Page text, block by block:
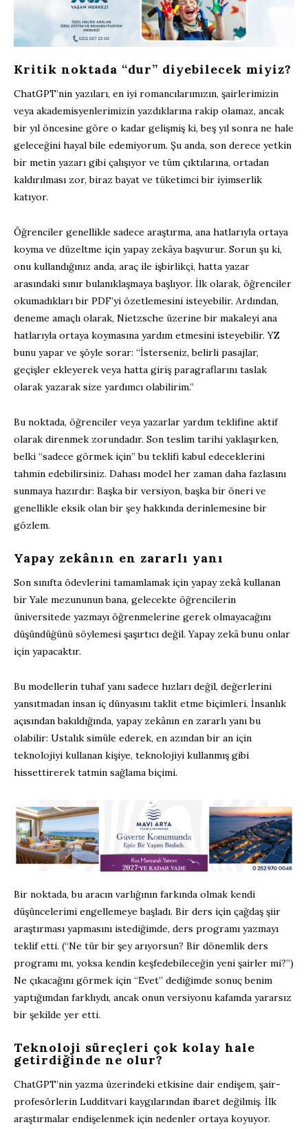
Kritik noktada “dur” diyebilecek miyiz?
ChatGPT’nin yazıları, en iyi romancılarımızın, şairlerimizin
veya akademisyenlerimizin yazdıklarına rakip olamaz, ancak
bir yıl öncesine göre o kadar gelişmiş ki, beş yıl sonra ne hale
geleceğini hayal bile edemiyorum. Şu anda, son derece yetkin
bir metin yazarı gibi çalışıyor ve tüm çıktılarına, ortadan
kaldırılması zor, biraz bayat ve tüketimci bir iyimserlik
katıyor.
Öğrenciler genellikle sadece araştırma, ana hatlarıyla ortaya
koyma ve düzeltme için yapay zekâya başvurur. Sorun şu ki,
onu kullandığınız anda, araç ile işbirlikçi, hatta yazar
arasındaki sınır bulanıklaşmaya başlıyor. İlk olarak, öğrenciler
okumadıkları bir PDF’yi özetlemesini isteyebilir. Ardından,
deneme amaçlı olarak, Nietzsche üzerine bir makaleyi ana
hatlarıyla ortaya koymasına yardım etmesini isteyebilir. YZ
bunu yapar ve şöyle sorar: “İsterseniz, belirli pasajlar,
geçişler ekleyerek veya hatta giriş paragraflarını taslak
olarak yazarak size yardımcı olabilirim.”
Bu noktada, öğrenciler veya yazarlar yardım teklifine aktif
olarak direnmek zorundadır. Son teslim tarihi yaklaşırken,
belki “sadece görmek için” bu teklifi kabul edeceklerini
tahmin edebilirsiniz. Dahası model her zaman daha fazlasını
sunmaya hazırdır: Başka bir versiyon, başka bir öneri ve
genellikle eksik olan bir şey hakkında derinlemesine bir
gözlem.
Yapay zekânın en zararlı yanı
Son sınıfta ödevlerini tamamlamak için yapay zekâ kullanan
bir Yale mezununun bana, gelecekte öğrencilerin
üniversitede yazmayı öğrenmelerine gerek olmayacağını
düşündüğünü söylemesi şaşırtıcı değil. Yapay zekâ bunu onlar
için yapacaktır.
Bu modellerin tuhaf yanı sadece hızları değil, değerlerini
yansıtmadan insan iç dünyasını taklit etme biçimleri. İnsanlık
açısından bakıldığında, yapay zekânın en zararlı yanı bu
olabilir: Ustalık simüle ederek, en azından bir an için
teknolojiyi kullanan kişiye, teknolojiyi kullanmış gibi
hissettirerek tatmin sağlama biçimi.
Bir noktada, bu aracın varlığının farkında olmak kendi
düşüncelerimi engellemeye başladı. Bir ders için çağdaş şiir
araştırması yapmasını istediğimde, ders programı yazmayı
teklif etti. (“Ne tür bir şey arıyorsun? Bir dönemlik ders
programı mı, yoksa kendin keşfedebileceğin yeni şairler mi?”)
Ne çıkacağını görmek için “Evet” dediğimde sonuç benim
yaptığımdan farklıydı, ancak onun versiyonu kafamda yararsız
bir şekilde yer etti.
Teknoloji süreçleri çok kolay hale
getirdiğinde ne olur?
ChatGPT’nin yazma üzerindeki etkisine dair endişem, şair-
profesörlerin Ludditvari kaygılarından ibaret değilmiş. İlk
araştırmalar endişelenmek için nedenler ortaya koyuyor.